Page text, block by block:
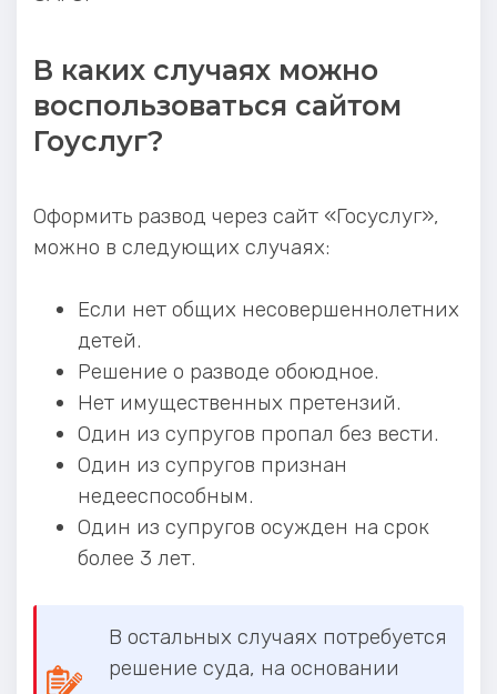
В каких случаях можно
воспользоваться сайтом
Гоуслуг?
Оформить развод через сайт «Госуслуг»,
можно в следующих случаях:
Если нет общих несовершеннолетних
детей.
Решение о разводе обоюдное.
Нет имущественных претензий.
Один из супругов пропал без вести.
Один из супругов признан
недееспособным.
Один из супругов осужден на срок
более 3 лет.
В остальных случаях потребуется
решение суда, на основании